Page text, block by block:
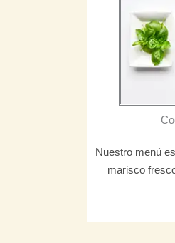
Nuestro menú
marisco